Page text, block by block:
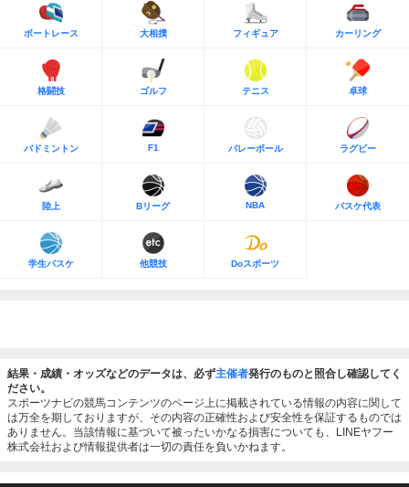
ボートレース 大相撲 フィギュア カーリング
格闘技 ゴルフ テニス 卓球
バドミントン F1 バレーボール ラグビー
陸上 Bリーグ NBA バスケ代表
学生バスケ 他競技 Doスポーツ
結果・成績・オッズなどのデータは、必ず主催者発行のものと照合し確認してく
ださい。
スポーツナビの競馬コンテンツのページ上に掲載されている情報の内容に関して
は万全を期しておりますが、その内容の正確性および安全性を保証するものでは
ありません。当該情報に基づいて被ったいかなる損害についても、LINEヤフー
株式会社および情報提供者は一切の責任を負いかねます。